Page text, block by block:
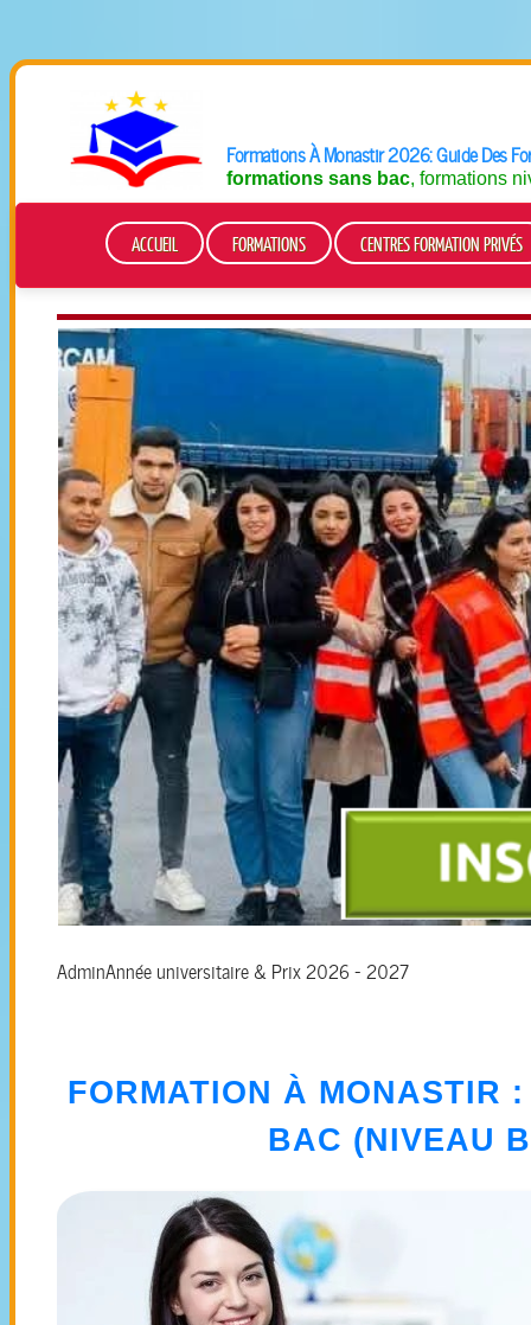
Formations À Monastir 2026: Guide Des
formations sans bac, formations
ACCUEIL FORMATIONS CENTRES FORMATION PRIVÉS
AdminAnnée universitaire & Prix 2026 - 2027
FORMATION À MONASTIR :
BAC (NIVEAU